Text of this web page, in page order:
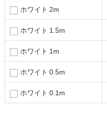
ホワイト 2m
ホワイト 1.5m
ホワイト 1m
ホワイト 0.5m
ホワイト 0.1m